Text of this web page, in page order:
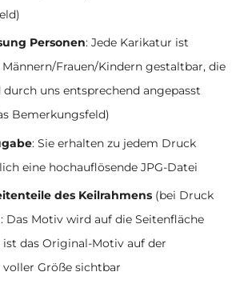
Personen: Jede Karikatur ist
Frauen/Kindern gestaltbar, die
uns entsprechend angepasst
Bemerkungsfeld)
: Sie erhalten zu jedem Druck
eine hochauflösende JPG-Datei
des Keilrahmens (bei Druck
Das Motiv wird auf die Seitenfläche
ist das Original-Motiv auf der
Größe sichtbar